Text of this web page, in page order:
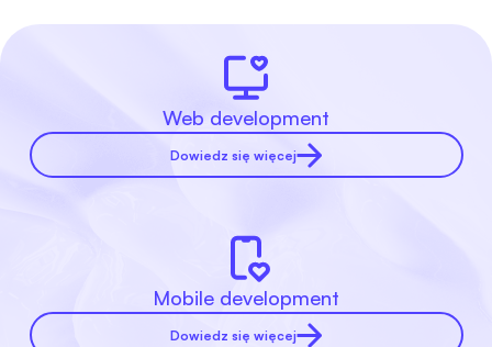
Web development
Dowiedz się więcej
Mobile development
Dowiedz się więcej